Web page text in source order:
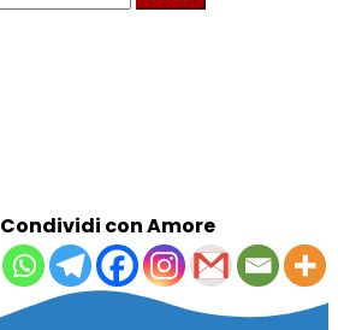
Condividi con Amore